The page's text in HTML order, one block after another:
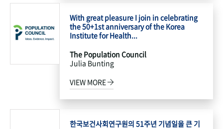
With great pleasure I join in celebrating
the 50+1st anniversary of the Korea
Institute for Health...
The Population Council
Julia Bunting
VIEW MORE
한국보건사회연구원의 51주년 기념일을 큰 기